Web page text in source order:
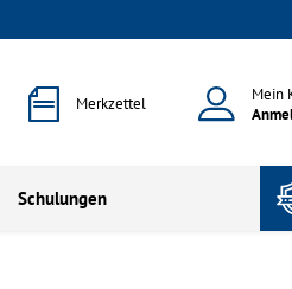
Merkzettel
Mein
Schulungen